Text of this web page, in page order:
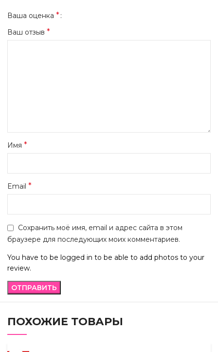
Ваша оценка *
Ваш отзыв *
Имя *
Email *
Сохранить моё имя, email и адрес сайта в этом
браузере для последующих моих комментариев.
You have to be logged in to be able to add photos to your
review.
ПОХОЖИЕ ТОВАРЫ